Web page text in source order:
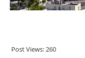
Post Views: 260